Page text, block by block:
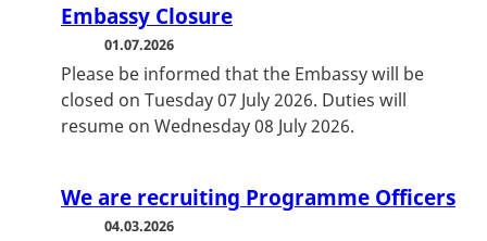
Embassy Closure
01.07.2026
Please be informed that the Embassy will be
closed on Tuesday 07 July 2026. Duties will
resume on Wednesday 08 July 2026.
We are recruiting Programme Officers
04.03.2026